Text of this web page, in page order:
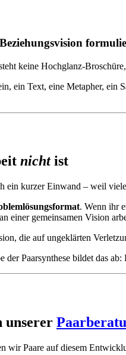
keine Hochglanz-
ein Text, eine Metapher, ein
nichtist
ein kurzer Einwand – weil
. Wenn ihr
einer gemeinsamen Vision
die auf ungeklärten
der Paarsynthese bildet das
unserer
wir Paare auf diesem